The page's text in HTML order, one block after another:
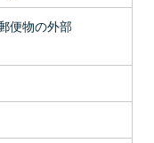
便物の外部